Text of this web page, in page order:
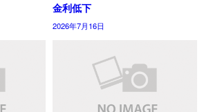
金利低下
2026年7月16日